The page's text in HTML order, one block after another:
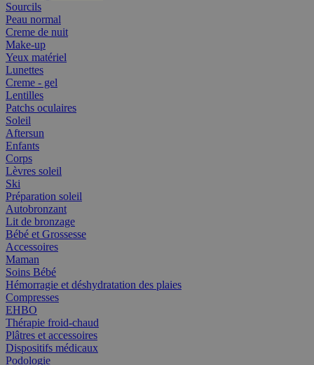
Sourcils
Peau normal
Creme de nuit
Make-up
Yeux matériel
Lunettes
Creme - gel
Lentilles
Patchs oculaires
Soleil
Aftersun
Enfants
Corps
Lèvres soleil
Ski
Préparation soleil
Autobronzant
Lit de bronzage
Bébé et Grossesse
Accessoires
Maman
Soins Bébé
Hémorragie et déshydratation des plaies
Compresses
EHBO
Thérapie froid-chaud
Plâtres et accessoires
Dispositifs médicaux
Podologie